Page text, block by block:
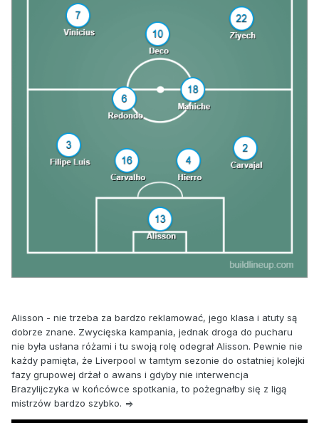
Alisson - nie trzeba za bardzo reklamować, jego klasa i atuty są
dobrze znane. Zwycięska kampania, jednak droga do pucharu
nie była usłana różami i tu swoją rolę odegrał Alisson. Pewnie nie
każdy pamięta, że Liverpool w tamtym sezonie do ostatniej kolejki
fazy grupowej drżał o awans i gdyby nie interwencja
Brazylijczyka w końcówce spotkania, to pożegnałby się z ligą
mistrzów bardzo szybko. =>